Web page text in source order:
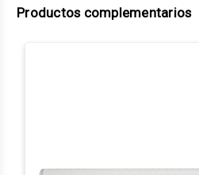
Productos complementarios